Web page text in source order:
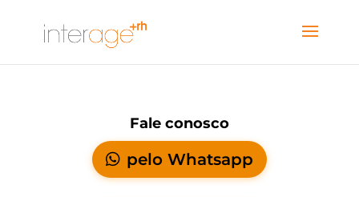
Fale conosco
pelo Whatsapp